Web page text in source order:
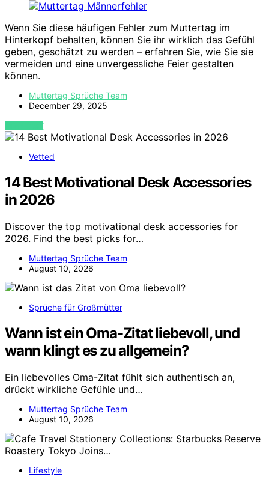
Wenn Sie diese häufigen Fehler zum Muttertag im
Hinterkopf behalten, können Sie ihr wirklich das Gefühl
geben, geschätzt zu werden – erfahren Sie, wie Sie sie
vermeiden und eine unvergessliche Feier gestalten
können.
Muttertag Sprüche Team
December 29, 2025
VIEW POST
Vetted
14 Best Motivational Desk Accessories
in 2026
Discover the top motivational desk accessories for
2026. Find the best picks for…
Muttertag Sprüche Team
August 10, 2026
Sprüche für Großmütter
Wann ist ein Oma-Zitat liebevoll, und
wann klingt es zu allgemein?
Ein liebevolles Oma-Zitat fühlt sich authentisch an,
drückt wirkliche Gefühle und…
Muttertag Sprüche Team
August 10, 2026
Lifestyle